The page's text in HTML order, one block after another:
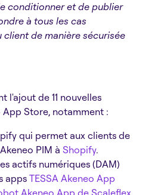
conditionner et de publier
à tous les cas
de manière sécurisée
l'ajout de 11 nouvelles
Store, notamment :
qui permet aux clients de
PIM à Shopify.
actifs numériques (DAM)
apps TESSA Akeneo App
Akeneo App de Scaleflex